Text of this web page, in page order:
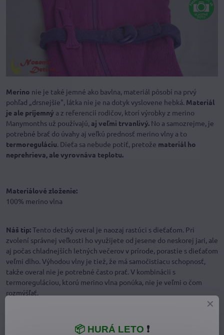
Merino nie je také jemné ako bavlna, materiál pôsobí na prvý
pohľad „drsnejšie", látka nie je na dotyk vyslovene hebká. Materiál
je ale príjemný a z referencií rodičov, ktorí výrobky z merino
Manymonths už používajú, aj veľmi trvanlivý. No a samozrejme, je
potrebné brať do úvahy aj veľkú prednosť merino vlny a to
termoreguláciu. Dieťa sa nebude potiť, pretože materiál ho
neprehrieva, ale vyrovnáva teplotu.
Materiálové zloženie:
100% merino vlna
Náš tip:Tento detský overal je naozaj rastúci s dieťaťom. Pri
zvolení správnej veľkosti ho využijete od jesene do neskorej jari, ale
aj počas chladnejších letných večerov v prírode, porastie s dieťaťom
veľmi dlho. Výhodou vlny je tiež, že má samočistiacu schopnosť,
takže overal nie je potrebné často prať. V kombinácii s
termoreguláciou, ktorú merino vlna ponúka, nie je veľmi o čom
rozmýšľať.
📦 HURÁ LETO ❗